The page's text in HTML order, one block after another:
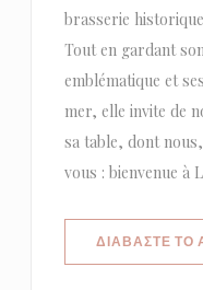
brasserie
Tout en gardant
emblématique et
mer, elle invite de
sa table, dont
vous : bienvenue à
ΔΙΑΒΆΣΤΕ ΤΟ